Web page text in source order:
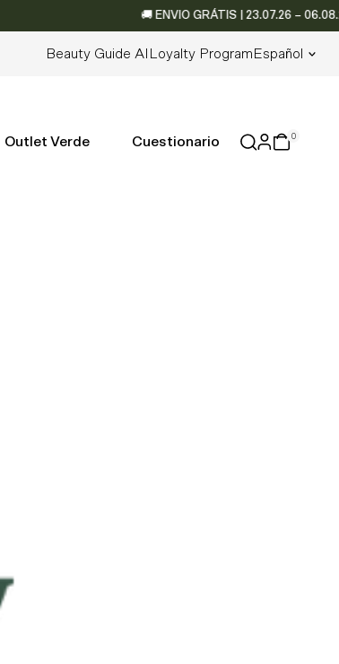
🚚 ENVIO GRÁTIS | 23.07.26 –
Beauty Guide AI Loyalty ProgramEspañol
Outlet Verde Cuestionario 0